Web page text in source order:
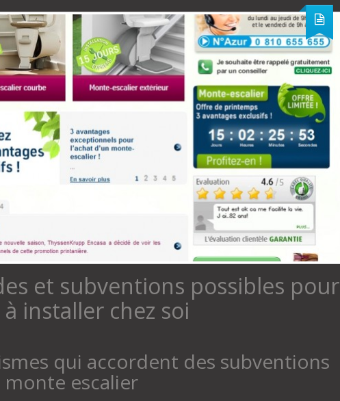
et subventions possibles pour
installer chez soi
qui accordent des subventions
escalier